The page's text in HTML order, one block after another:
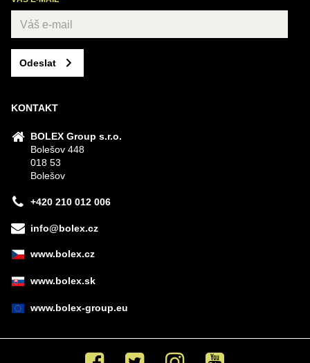
Odeslat
KONTAKT
BOLEX Group s.r.o.
Bolešov 448
018 53
Bolešov
+420 210 012 006
info@bolex.cz
www.bolex.cz
www.bolex.sk
www.bolex-group.eu